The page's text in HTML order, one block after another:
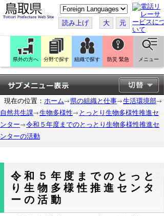
こ
の
ペ
ー
ジ
翻
訳
す
る
読み上げ 大 元
県外の方へ 分野で探す 組織で探す 防災 緊急 メニュー
現在の位置： ホーム 県の組織と仕事
生活環境部
自然共生課
生物多様性
とっとり生物多様性推進セ
ンター
令和５年度までのとっとり生物多様性推進セ
ンターの活動
令和５年度までのとっと
り生物多様性推進センタ
ーの活動